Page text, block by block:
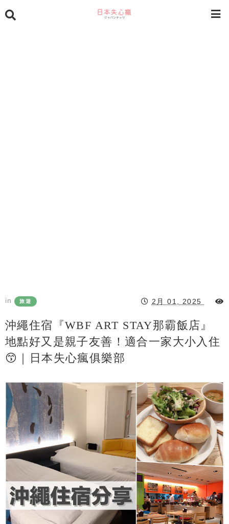
in 旅遊 2月 01, 2025
沖繩住宿『WBF ART STAY那霸飯店』
地點好又是親子友善！適合一家大小入住
😙｜日本失心瘋俱樂部